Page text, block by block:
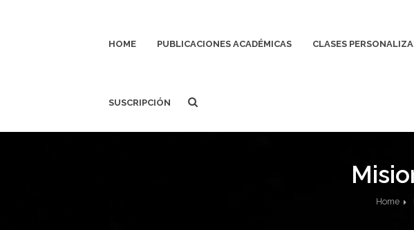
HOME PUBLICACIONES ACADÉMICAS CLASES
SUSCRIPCIÓN
Home